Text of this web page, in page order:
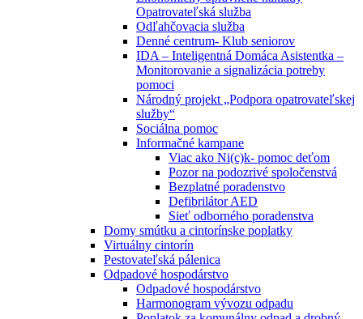
Opatrovateľská služba
Odľahčovacia služba
Denné centrum- Klub seniorov
IDA – Inteligentná Domáca Asistentka –
Monitorovanie a signalizácia potreby
pomoci
Národný projekt „Podpora opatrovateľskej
služby“
Sociálna pomoc
Informačné kampane
Viac ako Ni(c)k- pomoc deťom
Pozor na podozrivé spoločenstvá
Bezplatné poradenstvo
Defibrilátor AED
Sieť odborného poradenstva
Domy smútku a cintorínske poplatky
Virtuálny cintorín
Pestovateľská pálenica
Odpadové hospodárstvo
Odpadové hospodárstvo
Harmonogram vývozu odpadu